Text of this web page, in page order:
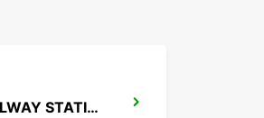
ROME TERMINI RAILWAY STATION